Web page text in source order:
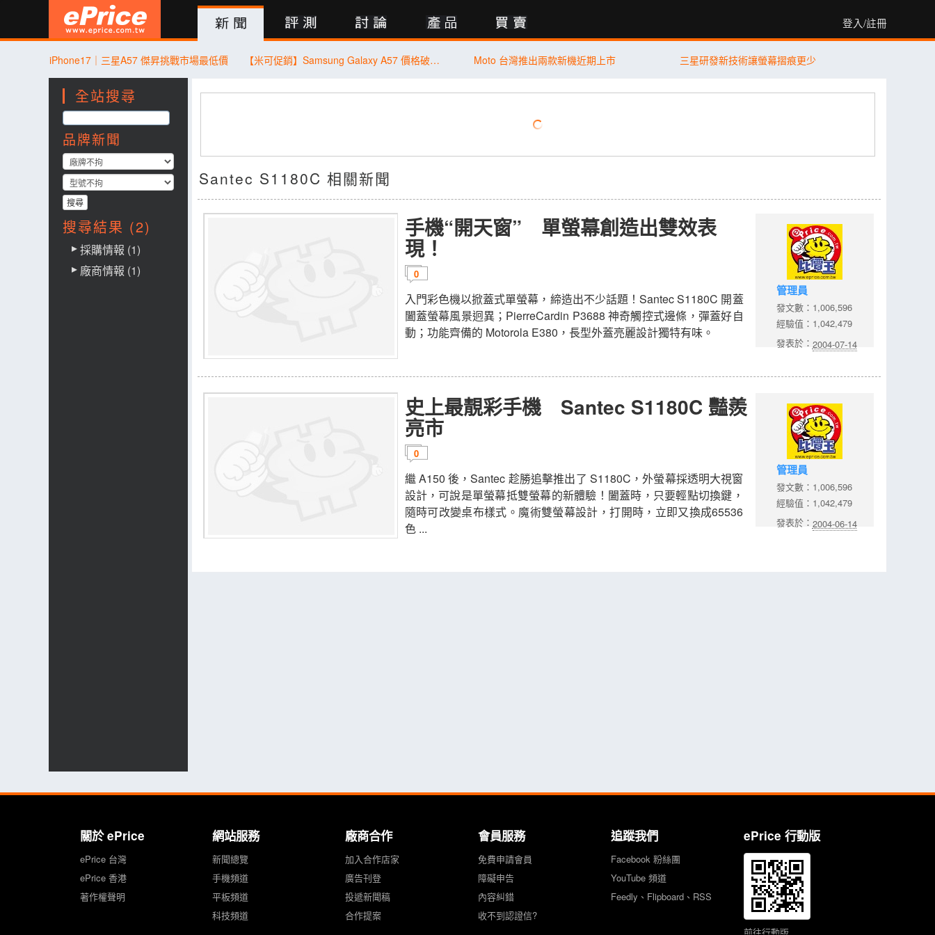
登入/註冊
評測 討論 產品 買賣 商城 登入 行動版
iPhone17｜三星A57 傑昇挑戰市場最低價 【米可促銷】Samsung Galaxy A57 價格破盤！米可手機館限時 $13,890 (8/4~8/6) Moto 台灣推出兩款新機近期上市 三星研發新技術讓螢幕摺痕更少
全站搜尋
品牌新聞
搜尋結果 (2)
採購情報 (1)
廠商情報 (1)
Santec S1180C 相關新聞
手機“開天窗” 單螢幕創造出雙效表
現！
管理員
發文數：1,006,596
經驗值：1,042,479
發表於： 2004-07-14
0
入門彩色機以掀蓋式單螢幕，締造出不少話題！Santec S1180C 開蓋
闔蓋螢幕風景迥異；PierreCardin P3688 神奇觸控式邊條，彈蓋好自
動；功能齊備的 Motorola E380，長型外蓋亮麗設計獨特有味。
史上最靚彩手機 Santec S1180C 豔羨
亮市
管理員
發文數：1,006,596
經驗值：1,042,479
發表於： 2004-06-14
0
繼 A150 後，Santec 趁勝追擊推出了 S1180C，外螢幕採透明大視窗
設計，可說是單螢幕抵雙螢幕的新體驗！闔蓋時，只要輕點切換鍵，
隨時可改變桌布樣式。魔術雙螢幕設計，打開時，立即又換成65536
色 ...
關於 ePrice
ePrice 台灣
ePrice 香港
著作權聲明
網站服務
新聞總覽
手機頻道
平板頻道
科技頻道
廠商合作
加入合作店家
廣告刊登
投遞新聞稿
合作提案
會員服務
免費申請會員
障礙申告
內容糾錯
收不到認證信?
追蹤我們
Facebook 粉絲團
YouTube 頻道
Feedly、Flipboard、RSS
ePrice 行動版
前往行動版